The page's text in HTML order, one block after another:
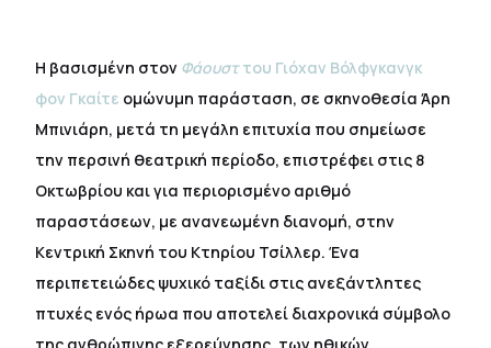
Η βασισμένη στον Φάουσττου Γιόχαν Βόλφγκανγκ
φον Γκαίτε ομώνυμη παράσταση, σε σκηνοθεσία Άρη
Μπινιάρη, μετά τη μεγάλη επιτυχία που σημείωσε
την περσινή θεατρική περίοδο, επιστρέφει στις 8
Οκτωβρίου και για περιορισμένο αριθμό
παραστάσεων, με ανανεωμένη διανομή, στην
Κεντρική Σκηνή του Κτηρίου Τσίλλερ. Ένα
περιπετειώδες ψυχικό ταξίδι στις ανεξάντλητες
πτυχές ενός ήρωα που αποτελεί διαχρονικά σύμβολο